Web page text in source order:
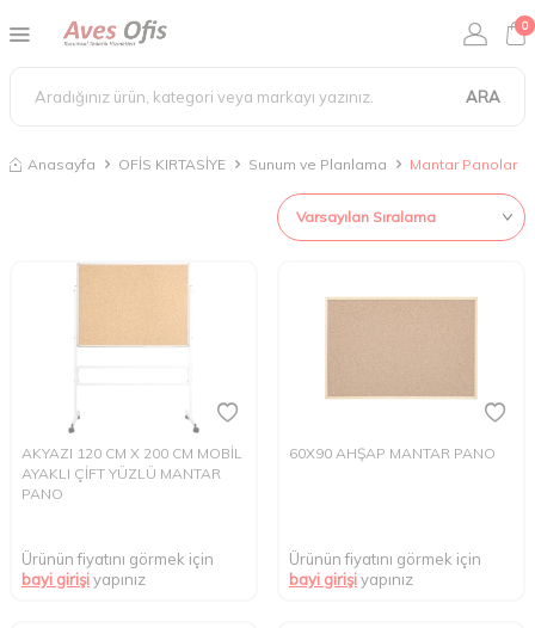
ARA
0
Anasayfa OFİS KIRTASİYE Sunum ve Planlama Mantar Panolar
AKYAZI 120 CM X 200 CM MOBİL
AYAKLI ÇİFT YÜZLÜ MANTAR
PANO
Ürünün fiyatını görmek için
bayi girişiyapınız
60X90 AHŞAP MANTAR PANO
Ürünün fiyatını görmek için
bayi girişiyapınız